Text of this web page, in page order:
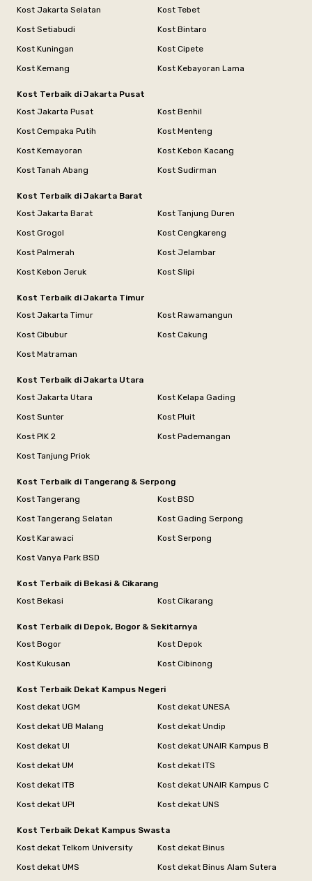
Kost Jakarta Selatan
Kost Tebet
Kost Setiabudi
Kost Bintaro
Kost Kuningan
Kost Cipete
Kost Kemang
Kost Kebayoran Lama
Kost Terbaik di Jakarta Pusat
Kost Jakarta Pusat
Kost Benhil
Kost Cempaka Putih
Kost Menteng
Kost Kemayoran
Kost Kebon Kacang
Kost Tanah Abang
Kost Sudirman
Kost Terbaik di Jakarta Barat
Kost Jakarta Barat
Kost Tanjung Duren
Kost Grogol
Kost Cengkareng
Kost Palmerah
Kost Jelambar
Kost Kebon Jeruk
Kost Slipi
Kost Terbaik di Jakarta Timur
Kost Jakarta Timur
Kost Rawamangun
Kost Cibubur
Kost Cakung
Kost Matraman
Kost Terbaik di Jakarta Utara
Kost Jakarta Utara
Kost Kelapa Gading
Kost Sunter
Kost Pluit
Kost PIK 2
Kost Pademangan
Kost Tanjung Priok
Kost Terbaik di Tangerang & Serpong
Kost Tangerang
Kost BSD
Kost Tangerang Selatan
Kost Gading Serpong
Kost Karawaci
Kost Serpong
Kost Vanya Park BSD
Kost Terbaik di Bekasi & Cikarang
Kost Bekasi
Kost Cikarang
Kost Terbaik di Depok, Bogor & Sekitarnya
Kost Bogor
Kost Depok
Kost Kukusan
Kost Cibinong
Kost Terbaik Dekat Kampus Negeri
Kost dekat UGM
Kost dekat UNESA
Kost dekat UB Malang
Kost dekat Undip
Kost dekat UI
Kost dekat UNAIR Kampus B
Kost dekat UM
Kost dekat ITS
Kost dekat ITB
Kost dekat UNAIR Kampus C
Kost dekat UPI
Kost dekat UNS
Kost Terbaik Dekat Kampus Swasta
Kost dekat Telkom University
Kost dekat Binus
Kost dekat UMS
Kost dekat Binus Alam Sutera